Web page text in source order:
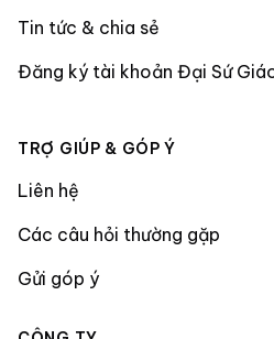
Tin tức & chia sẻ
Đăng ký tài khoản Đại Sứ
TRỢ GIÚP & GÓP Ý
Liên hệ
Các câu hỏi thường gặp
Gửi góp ý